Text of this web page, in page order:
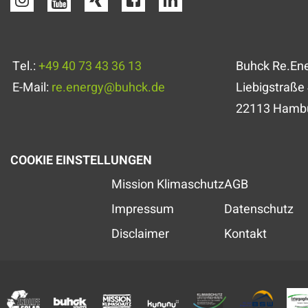
Tel.:+49 40 73 43 36 13
E-Mail: re.energy@buhck.de
COOKIE EINSTELLUNGEN
Buhck
Liebigstraße
22113
Mission Klimaschutz
Impressum
Disclaimer
AGB
Datenschutz
Kontakt